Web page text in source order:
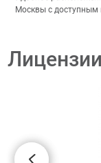
Москвы с доступным